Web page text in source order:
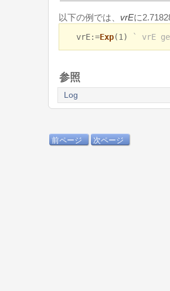
以下の例では、 vrEに
vrE:=Exp(1) ` vrE
参照
Log
前ページ 次ページ